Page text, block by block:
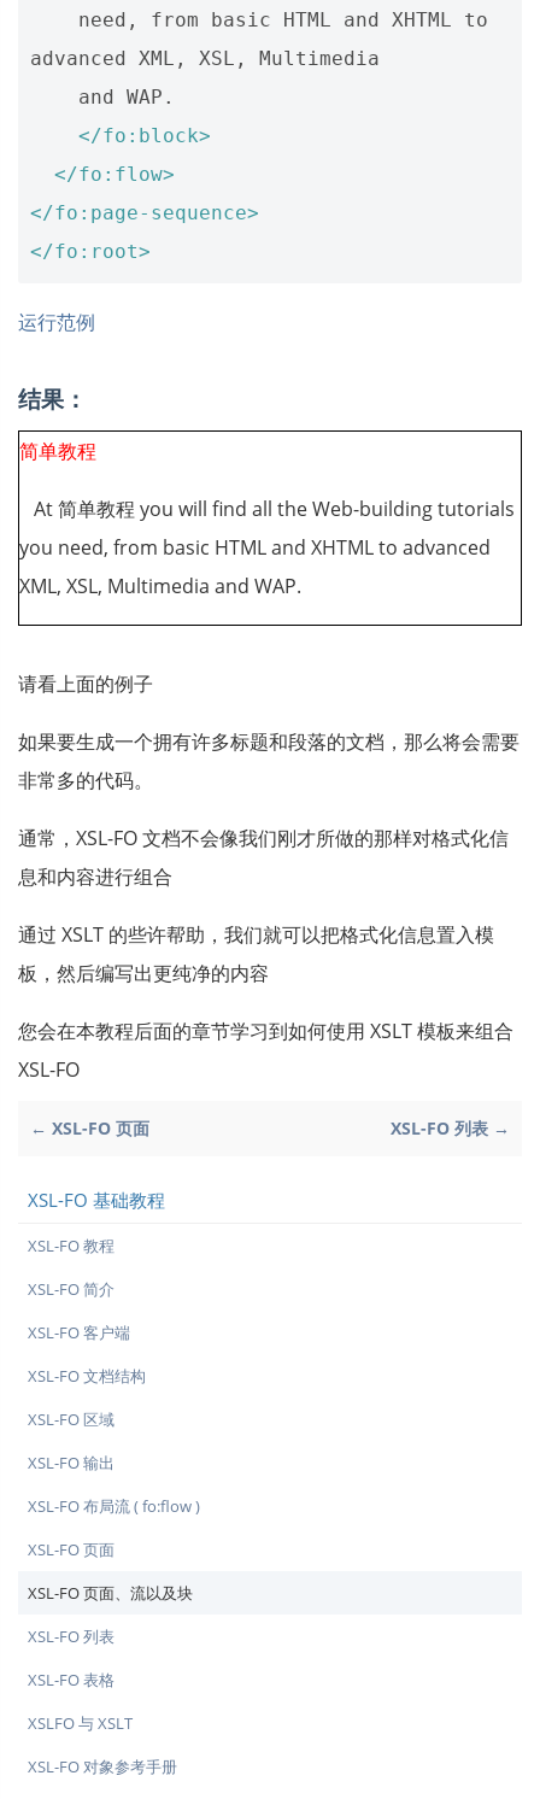
advanced XML, XSL, Multimedia
</fo:block>
</fo:flow>
</fo:page-sequence>
</fo:root>
运行范例
结果：
简单教程
At 简单教程 you will find all the Web-building tutorials
you need, from basic HTML and XHTML to advanced
XML, XSL, Multimedia and WAP.
请看上面的例子
如果要生成一个拥有许多标题和段落的文档，那么将会需要
非常多的代码。
通常，XSL-FO 文档不会像我们刚才所做的那样对格式化信
息和内容进行组合
通过 XSLT 的些许帮助，我们就可以把格式化信息置入模
板，然后编写出更纯净的内容
您会在本教程后面的章节学习到如何使用 XSLT 模板来组合
XSL-FO
← XSL-FO 页面 XSL-FO 列表 →
XSL-FO 基础教程
XSL-FO 教程
XSL-FO 简介
XSL-FO 客户端
XSL-FO 文档结构
XSL-FO 区域
XSL-FO 输出
XSL-FO 布局流 ( fo:flow )
XSL-FO 页面
XSL-FO 页面、流以及块
XSL-FO 列表
XSL-FO 表格
XSLFO 与 XSLT
XSL-FO 对象参考手册